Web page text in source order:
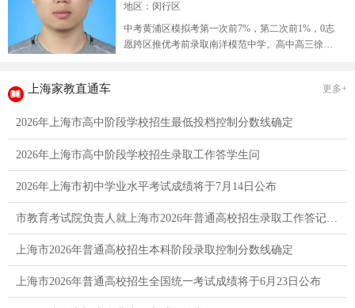
地区：闵行区
中考黄浦区模拟考第一次前7%，第二次前1%，0志
愿跨区推优考前录取南洋模范中学。高中高三徐汇
上海家教直通车 更多+
2026年上海市高中阶段学校招生最低投档控制分数线确定
2026年上海市高中阶段学校招生录取工作答学生问
2026年上海市初中学业水平考试成绩将于7月14日公布
市教育考试院负责人就上海市2026年普通高校招生录取工作答记者问
上海市2026年普通高校招生本科阶段录取控制分数线确定
上海市2026年普通高校招生全国统一考试成绩将于6月23日公布